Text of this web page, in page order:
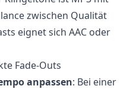
zwischen Qualität
eignet sich AAC oder
Fade-Outs
anpassen: Bei einer